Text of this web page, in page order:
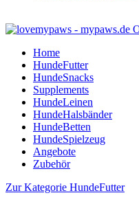
Home
HundeFutter
HundeSnacks
Supplements
HundeLeinen
HundeHalsbänder
HundeBetten
HundeSpielzeug
Angebote
Zubehör
Zur Kategorie HundeFutter